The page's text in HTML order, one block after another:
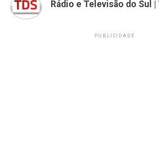
Rádio e Televisão do Sul |
PUBLICIDADE